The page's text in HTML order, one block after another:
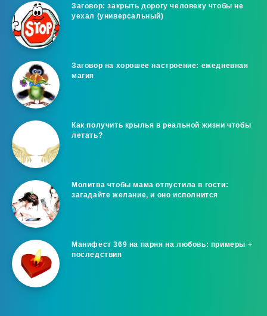
Заговор: закрыть дорогу человеку чтобы не
уехал (универсальный)
Заговор на хорошее настроение: ежедневная
магия
Как получить крылья в реальной жизни чтобы
летать?
Молитва чтобы мама отпустила в гости:
загадайте желание, и оно исполнится
Манифест 369 на парня на любовь: примеры +
последствия